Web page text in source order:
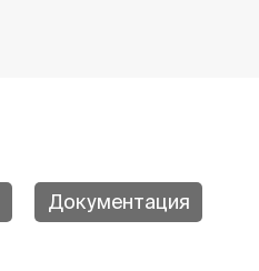
Документация